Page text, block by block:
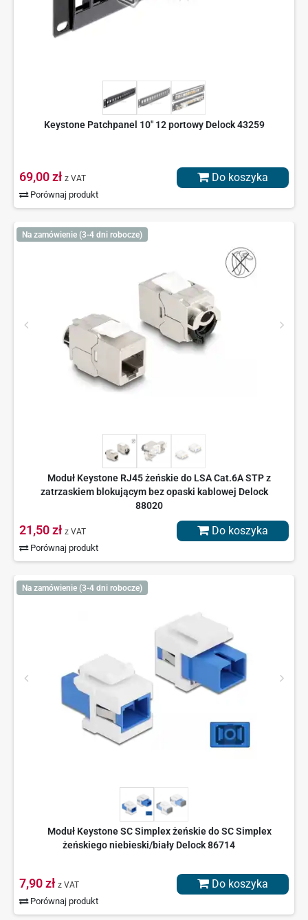
Keystone Patchpanel 10" 12 portowy Delock 43259
69,00 zł z VAT
Porównaj produkt
Do koszyka
Na zamówienie (3-4 dni robocze)
Moduł Keystone RJ45 żeńskie do LSA Cat.6A STP z
zatrzaskiem blokującym bez opaski kablowej Delock
88020
21,50 zł z VAT
Porównaj produkt
Do koszyka
Na zamówienie (3-4 dni robocze)
Moduł Keystone SC Simplex żeńskie do SC Simplex
żeńskiego niebieski/biały Delock 86714
7,90 zł z VAT
Porównaj produkt
Do koszyka